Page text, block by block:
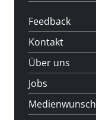
Feedback
Kontakt
Über uns
Jobs
Medienwunsch